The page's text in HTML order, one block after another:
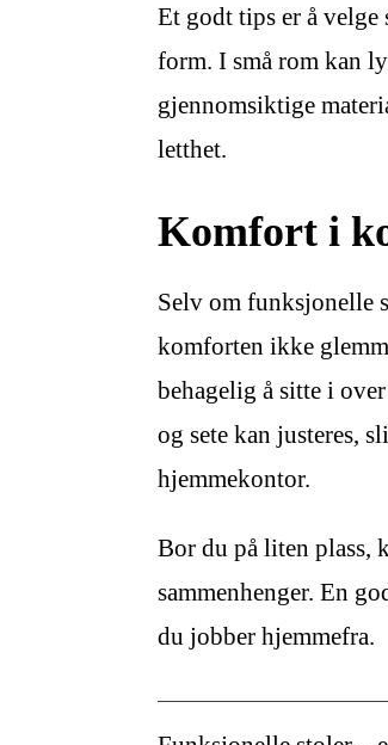
Et godt tips er å velge
form. I små rom kan
gjennomsiktige
letthet.
Komfort i
Selv om funksjonelle
komforten ikke
behagelig å sitte i
og sete kan justeres,
hjemmekontor.
Bor du på liten plass,
sammenhenger. En
du jobber hjemmefra.